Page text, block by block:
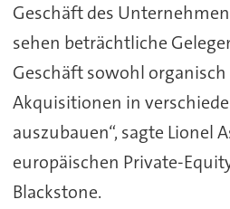
Geschäft des
sehen beträchtliche
Geschäft sowohl
Akquisitionen in
auszubauen“, sagte Lionel
europäischen Private-
Blackstone.